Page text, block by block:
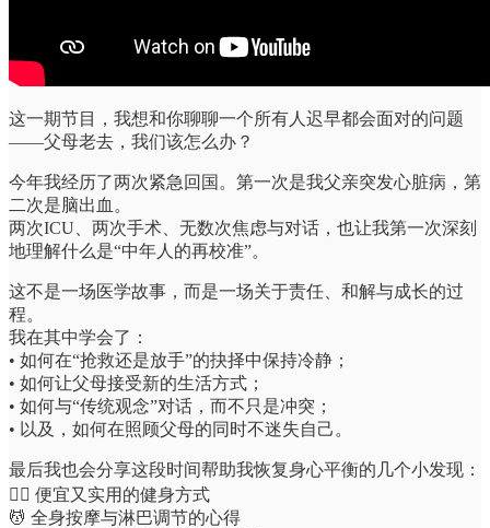
这一期节目，我想和你聊聊一个所有人迟早都会面对的问题
——父母老去，我们该怎么办？
今年我经历了两次紧急回国。第一次是我父亲突发心脏病，第
二次是脑出血。
两次ICU、两次手术、无数次焦虑与对话，也让我第一次深刻
地理解什么是“中年人的再校准”。
这不是一场医学故事，而是一场关于责任、和解与成长的过
程。
我在其中学会了：
• 如何在“抢救还是放手”的抉择中保持冷静；
• 如何让父母接受新的生活方式；
• 如何与“传统观念”对话，而不只是冲突；
• 以及，如何在照顾父母的同时不迷失自己。
最后我也会分享这段时间帮助我恢复身心平衡的几个小发现：
🏋️‍♂️ 便宜又实用的健身方式
💆 全身按摩与淋巴调节的心得